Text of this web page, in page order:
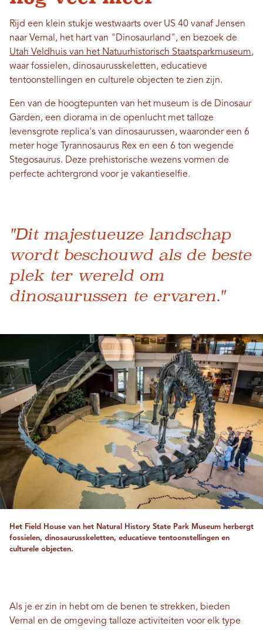
Rijd een klein stukje westwaarts over US 40 vanaf Jensen
naar Vernal, het hart van "Dinosaurland", en bezoek de
Utah Veldhuis van het Natuurhistorisch Staatsparkmuseum,
waar fossielen, dinosaurusskeletten, educatieve
tentoonstellingen en culturele objecten te zien zijn.
Een van de hoogtepunten van het museum is de Dinosaur
Garden, een diorama in de openlucht met talloze
levensgrote replica's van dinosaurussen, waaronder een 6
meter hoge Tyrannosaurus Rex en een 6 ton wegende
Stegosaurus. Deze prehistorische wezens vormen de
perfecte achtergrond voor je vakantieselfie.
"Dit majestueuze landschap
wordt beschouwd als de beste
plek ter wereld om
dinosaurussen te ervaren."
Het Field House van het Natural History State Park Museum herbergt
fossielen, dinosaurusskeletten, educatieve tentoonstellingen en
culturele objecten.
Als je er zin in hebt om de benen te strekken, bieden
Vernal en de omgeving talloze activiteiten voor elk type